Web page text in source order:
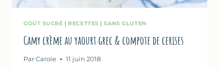
GOÛT SUCRÉ | RECETTES |SANS GLUTEN
Camy crème au yaourt grec & compote de cerises
Par Carole 11 juin 2018